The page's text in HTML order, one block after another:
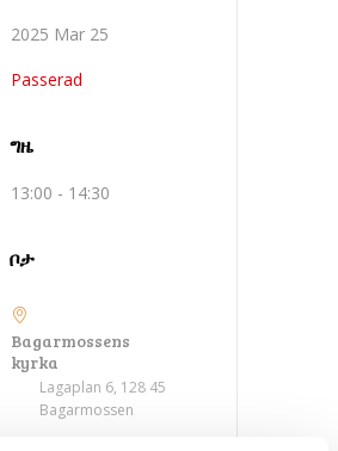
2025 Mar 25
Passerad
ግዜ
13:00 - 14:30
ቦታ
Bagarmossens
kyrka
Lagaplan 6, 128 45
Bagarmossen